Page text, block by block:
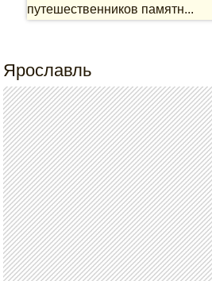
путешественников памятн...
Ярославль